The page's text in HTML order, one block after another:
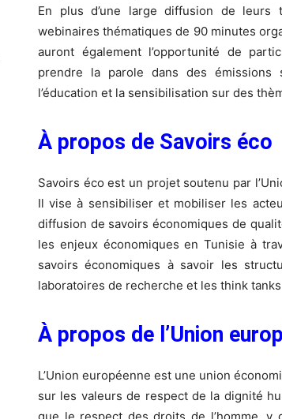
En plus d’une large diffusion de leurs
webinaires thématiques de 90 minutes
auront également l’opportunité de
prendre la parole dans des émissions
l’éducation et la sensibilisation sur des
À propos de Savoirs éco
Savoirs éco est un projet soutenu par
Il vise à sensibiliser et mobiliser les
diffusion de savoirs économiques de
les enjeux économiques en Tunisie à
savoirs économiques à savoir les
laboratoires de recherche et les think
À propos de l’Union
L’Union européenne est une union
sur les valeurs de respect de la dignité
que le respect des droits de l’homme, y